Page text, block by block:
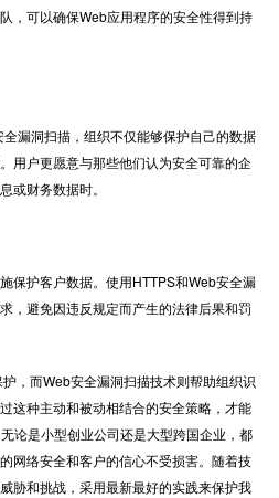
，可以确保Web应用程序的安全性得到持
漏洞扫描，组织不仅能够保护自己的数据
用户更愿意与那些他们认为安全可靠的企
或财务数据时。
保护客户数据。使用HTTPS和Web安全漏
，避免因违反规定而产生的法律后果和罚
，而Web安全漏洞扫描技术则帮助组织识
这种主动和被动相结合的安全策略，才能
论是小型创业公司还是大型跨国企业，都
网络安全和客户的信心不受损害。随着技
胁和挑战，采用最新最好的实践来保护我